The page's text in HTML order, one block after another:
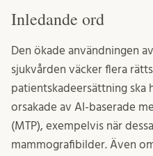
Inledande ord
Den ökade användningen
sjukvården väcker flera
patientskadeersättning ska
orsakade av AI-baserade
(MTP), exempelvis när
mammografibilder. Även